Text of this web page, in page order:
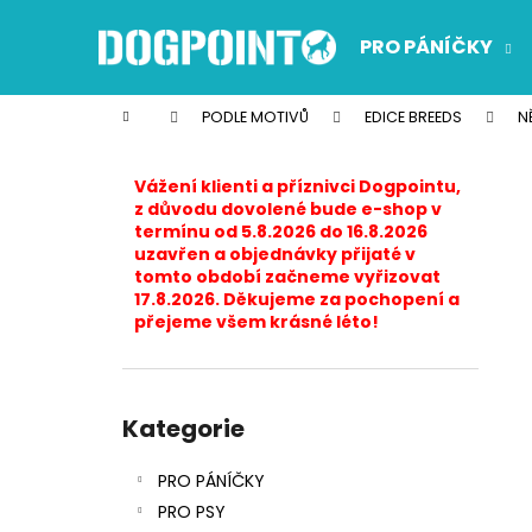
PRO PÁNÍČKY
Domů PODLE MOTIVŮ EDICE BREEDS
Vážení klienti a příznivci Dogpointu,
z důvodu dovolené bude e-shop v
termínu od 5.8.2026 do 16.8.2026
uzavřen a objednávky přijaté v
tomto období začneme vyřizovat
17.8.2026. Děkujeme za pochopení a
přejeme všem krásné léto!
kategorie
Kategorie
PRO PÁNÍČKY
PRO PSY
í
Zpět
do
Zpět
do